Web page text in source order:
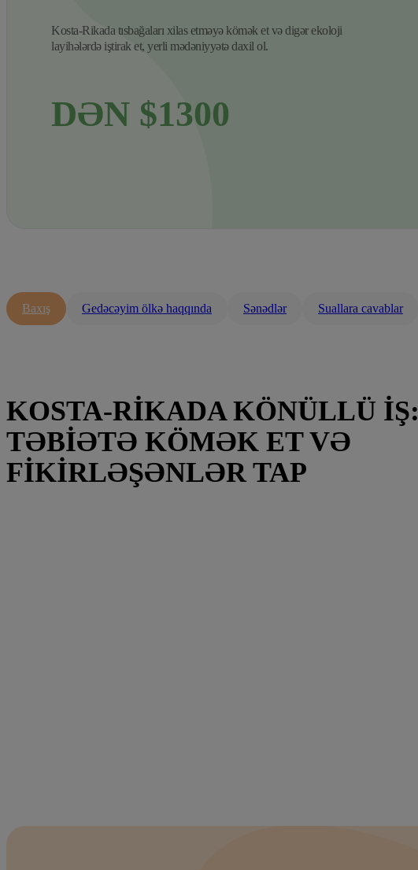
Kosta-Rikada tısbağaları xilas etməyə kömək et və digər ekoloji
layihələrdə iştirak et, yerli mədəniyyətə daxil ol.
DƏN $1300
Baxış Gedəcəyim ölkə haqqında Sənədlər Suallara cavablar
KOSTA-RIKADA KÖNÜLLÜ IŞ:
TƏBIƏTƏ KÖMƏK ET VƏ
FIKIRLƏŞƏNLƏR TAP